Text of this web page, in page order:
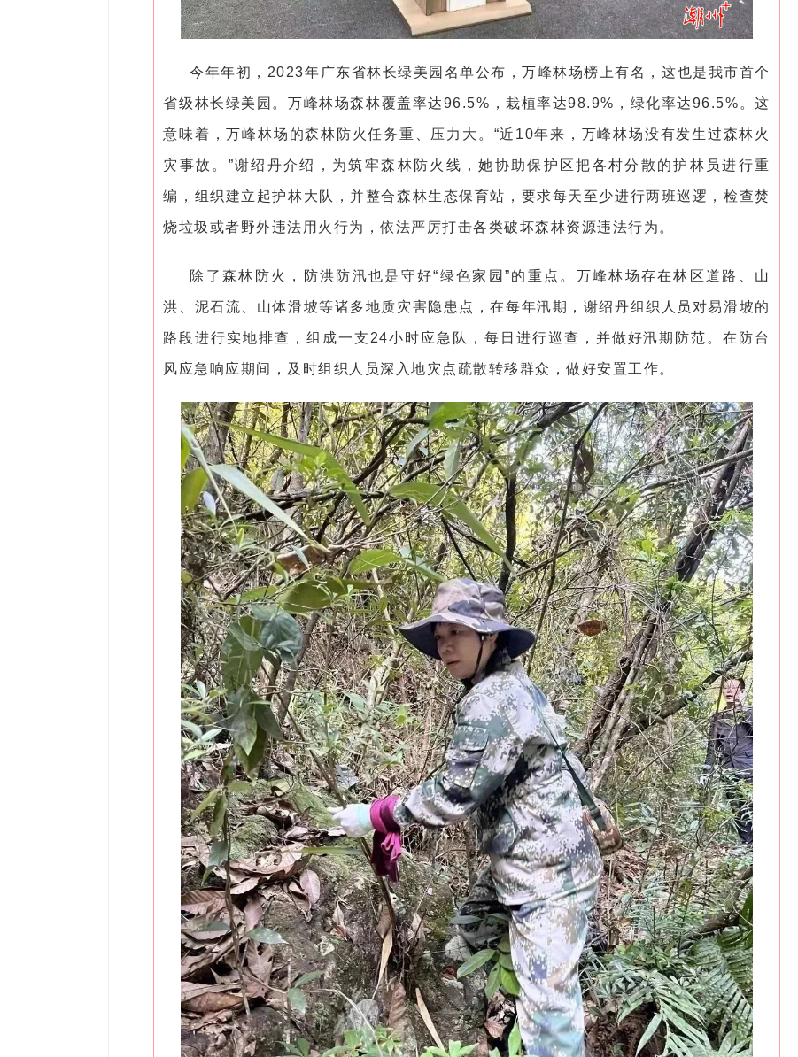
今年年初，2023年广东省林长绿美园名单公布，万峰林场榜上有名，这也是我市首个
省级林长绿美园。万峰林场森林覆盖率达96.5%，栽植率达98.9%，绿化率达96.5%。这
意味着，万峰林场的森林防火任务重、压力大。“近10年来，万峰林场没有发生过森林火
灾事故。”谢绍丹介绍，为筑牢森林防火线，她协助保护区把各村分散的护林员进行重
编，组织建立起护林大队，并整合森林生态保育站，要求每天至少进行两班巡逻，检查焚
烧垃圾或者野外违法用火行为，依法严厉打击各类破坏森林资源违法行为。
除了森林防火，防洪防汛也是守好“绿色家园”的重点。万峰林场存在林区道路、山
洪、泥石流、山体滑坡等诸多地质灾害隐患点，在每年汛期，谢绍丹组织人员对易滑坡的
路段进行实地排查，组成一支24小时应急队，每日进行巡查，并做好汛期防范。在防台
风应急响应期间，及时组织人员深入地灾点疏散转移群众，做好安置工作。